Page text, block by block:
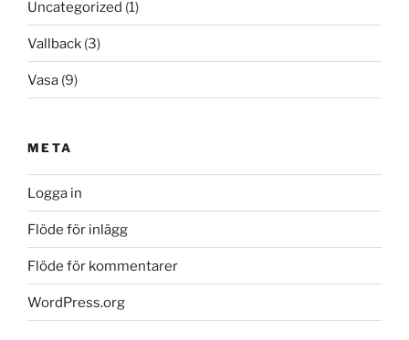
Uncategorized (1)
Vallback (3)
Vasa (9)
META
Logga in
Flöde för inlägg
Flöde för kommentarer
WordPress.org